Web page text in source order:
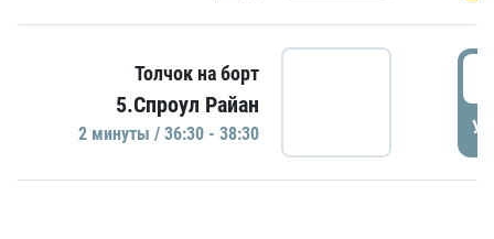
Толчок на борт
5.Спроул Райан
2 минуты / 36:30 - 38:30